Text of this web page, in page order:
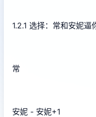
1.2.1 选择：常和安妮
常
安妮 - 安妮+1